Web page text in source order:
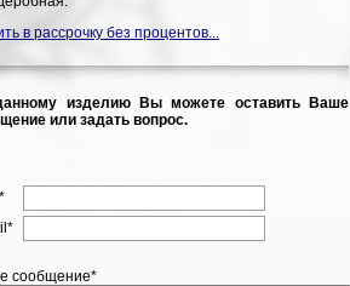
в рассрочку без процентов...
изделию Вы можете оставить Ваше
или задать вопрос.
сообщение*